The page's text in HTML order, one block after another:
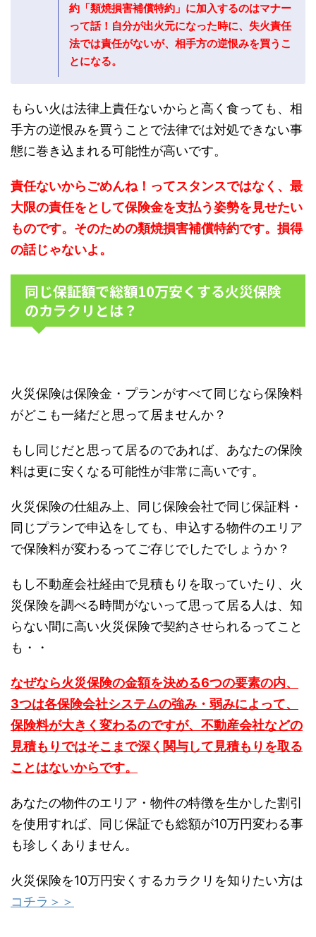
約「類焼損害補償特約」に加入するのはマナー
って話！自分が出火元になった時に、失火責任
法では責任がないが、相手方の逆恨みを買うこ
とになる。
もらい火は法律上責任ないからと高く食っても、相
手方の逆恨みを買うことで法律では対処できない事
態に巻き込まれる可能性が高いです。
責任ないからごめんね！ってスタンスではなく、最
大限の責任をとして保険金を支払う姿勢を見せたい
ものです。そのための類焼損害補償特約です。損得
の話じゃないよ。
同じ保証額で総額10万安くする火災保険
のカラクリとは？
火災保険は保険金・プランがすべて同じなら保険料
がどこも一緒だと思って居ませんか？
もし同じだと思って居るのであれば、あなたの保険
料は更に安くなる可能性が非常に高いです。
火災保険の仕組み上、同じ保険会社で同じ保証料・
同じプランで申込をしても、申込する物件のエリア
で保険料が変わるってご存じでしたでしょうか？
もし不動産会社経由で見積もりを取っていたり、火
災保険を調べる時間がないって思って居る人は、知
らない間に高い火災保険で契約させられるってこと
も・・
なぜなら火災保険の金額を決める6つの要素の内、
3つは各保険会社システムの強み・弱みによって、
保険料が大きく変わるのですが、不動産会社などの
見積もりではそこまで深く関与して見積もりを取る
ことはないからです。
あなたの物件のエリア・物件の特徴を生かした割引
を使用すれば、同じ保証でも総額が10万円変わる事
も珍しくありません。
火災保険を10万円安くするカラクリを知りたい方は
コチラ＞＞